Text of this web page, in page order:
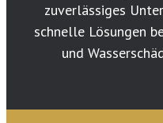
zuverlässiges
schnelle Lösungen
und